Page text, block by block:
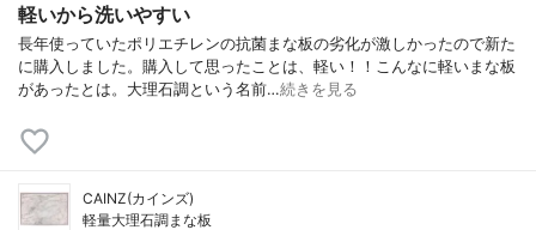
軽いから洗いやすい
長年使っていたポリエチレンの抗菌まな板の劣化が激しかったので新た
に購入しました。購入して思ったことは、軽い！！こんなに軽いまな板
があったとは。大理石調という名前…続きを見る
CAINZ(カインズ)
軽量大理石調まな板